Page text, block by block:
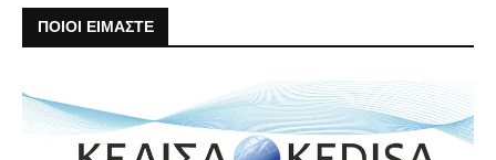
ΠΟΙΟΙ ΕΙΜΑΣΤΕ